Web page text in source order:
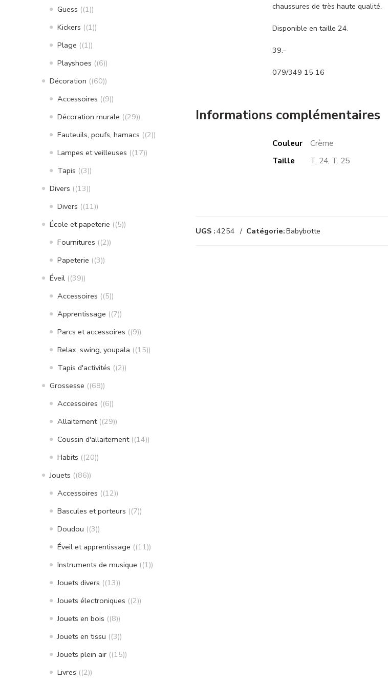
chaussures de très haute qualité.
Disponible en taille 24.
39.–
079/349 15 16
Informations complémentaires
Couleur
Crème
Taille
T. 24, T. 25
UGS :4254 Catégorie:Babybotte
Guess (1)
Kickers (1)
Plage (1)
Playshoes (6)
Décoration (60)
Accessoires (9)
Décoration murale (29)
Fauteuils, poufs, hamacs (2)
Lampes et veilleuses (17)
Tapis (3)
Divers (13)
Divers (11)
École et papeterie (5)
Fournitures (2)
Papeterie (3)
Éveil (39)
Accessoires (5)
Apprentissage (7)
Parcs et accessoires (9)
Relax, swing, youpala (15)
Tapis d'activités (2)
Grossesse (68)
Accessoires (6)
Allaitement (29)
Coussin d'allaitement (14)
Habits (20)
Jouets (86)
Accessoires (12)
Bascules et porteurs (7)
Doudou (3)
Éveil et apprentissage (11)
Instruments de musique (1)
Jouets divers (13)
Jouets électroniques (2)
Jouets en bois (8)
Jouets en tissu (3)
Jouets plein air (15)
Livres (2)